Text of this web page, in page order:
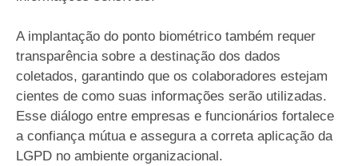
A implantação do ponto biométrico também requer
transparência sobre a destinação dos dados
coletados, garantindo que os colaboradores estejam
cientes de como suas informações serão utilizadas.
Esse diálogo entre empresas e funcionários fortalece
a confiança mútua e assegura a correta aplicação da
LGPD no ambiente organizacional.